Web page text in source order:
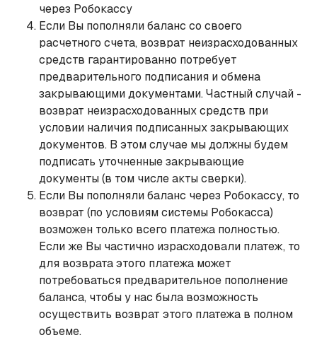
через Робокассу
Если Вы пополняли баланс со своего
расчетного счета, возврат неизрасходованных
средств гарантированно потребует
предварительного подписания и обмена
закрывающими документами. Частный случай -
возврат неизрасходованных средств при
условии наличия подписанных закрывающих
документов. В этом случае мы должны будем
подписать уточненные закрывающие
документы (в том числе акты сверки).
Если Вы пополняли баланс через Робокассу, то
возврат (по условиям системы Робокасса)
возможен только всего платежа полностью.
Если же Вы частично израсходовали платеж, то
для возврата этого платежа может
потребоваться предварительное пополнение
баланса, чтобы у нас была возможность
осуществить возврат этого платежа в полном
объеме.